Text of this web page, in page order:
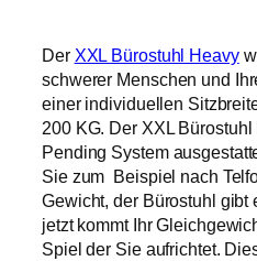
Der XXL Bürostuhl Heavy
schwerer Menschen und
einer individuellen
200 KG. Der XXL
Pending System
Sie zum Beispiel nach
Gewicht, der Bürostuhl gibt
jetzt kommt Ihr
Spiel der Sie aufrichtet.